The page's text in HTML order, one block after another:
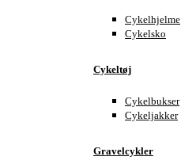
Cykelhjelme
Cykelsko
Cykeltøj
Cykelbukser
Cykeljakker
Gravelcykler